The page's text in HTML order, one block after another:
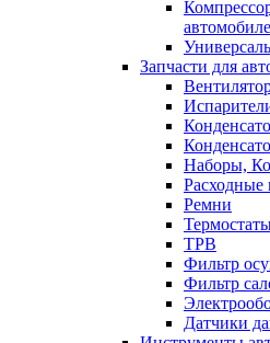
Запчасти для
Наборы,
Расходные
Ремни
ТРВ
Фильтр
Фильтр
Датчики